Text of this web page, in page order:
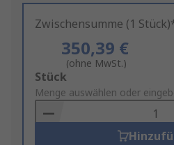
Zwischensumme (1
350,39 €
(ohne MwSt.)
Add
to
Basket
Stück
Menge auswählen oder